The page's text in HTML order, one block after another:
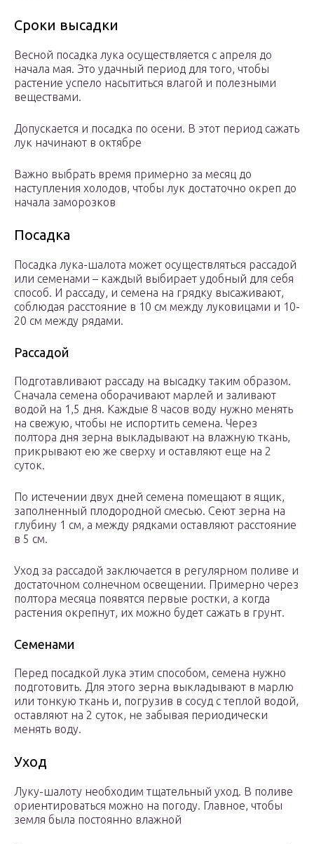
Сроки высадки
Весной посадка лука осуществляется с апреля до
начала мая. Это удачный период для того, чтобы
растение успело насытиться влагой и полезными
веществами.
Допускается и посадка по осени. В этот период сажать
лук начинают в октябре
Важно выбрать время примерно за месяц до
наступления холодов, чтобы лук достаточно окреп до
начала заморозков
Посадка
Посадка лука-шалота может осуществляться рассадой
или семенами – каждый выбирает удобный для себя
способ. И рассаду, и семена на грядку высаживают,
соблюдая расстояние в 10 см между луковицами и 10-
20 см между рядами.
Рассадой
Подготавливают рассаду на высадку таким образом.
Сначала семена оборачивают марлей и заливают
водой на 1,5 дня. Каждые 8 часов воду нужно менять
на свежую, чтобы не испортить семена. Через
полтора дня зерна выкладывают на влажную ткань,
прикрывают ею же сверху и оставляют еще на 2
суток.
По истечении двух дней семена помещают в ящик,
заполненный плодородной смесью. Сеют зерна на
глубину 1 см, а между рядками оставляют расстояние
в 5 см.
Уход за рассадой заключается в регулярном поливе и
достаточном солнечном освещении. Примерно через
полтора месяца появятся первые ростки, а когда
растения окрепнут, их можно будет сажать в грунт.
Семенами
Перед посадкой лука этим способом, семена нужно
подготовить. Для этого зерна выкладывают в марлю
или тонкую ткань и, погрузив в сосуд с теплой водой,
оставляют на 2 суток, не забывая периодически
менять воду.
Уход
Луку-шалоту необходим тщательный уход. В поливе
ориентироваться можно на погоду. Главное, чтобы
земля была постоянно влажной